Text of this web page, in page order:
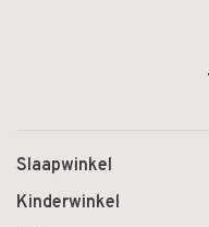
Slaapwinkel
Kinderwinkel